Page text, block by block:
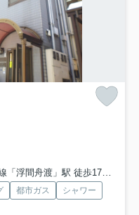
「浮間舟渡」駅 徒歩17分
都市ガス
シャワー